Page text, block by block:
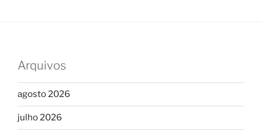
Arquivos
agosto 2026
julho 2026